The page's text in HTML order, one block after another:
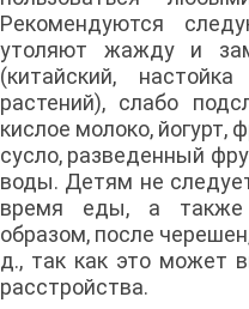
Рекомендуются
утоляют жажду и
(китайский,
растений), слабо
кислое молоко, йогурт,
сусло, разведенный
воды. Детям не
время еды, а также
образом, после
д., так как это может
расстройства.